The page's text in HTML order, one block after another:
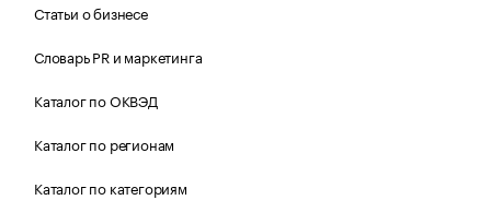
Статьи о бизнесе
Словарь PR и маркетинга
Каталог по ОКВЭД
Каталог по регионам
Каталог по категориям